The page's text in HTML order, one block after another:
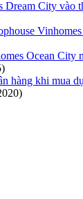
Dream City vào
Ocean City
hàng khi mua